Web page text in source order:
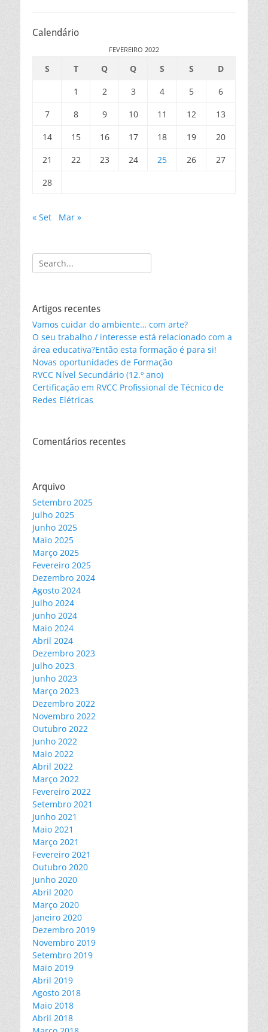
Calendário
FEVEREIRO 2022
S T Q Q S S
D
1
2 3 4 5
6
7
8 9 10 11 12
13
14
15 16 17 18 19
20
21
22 23 24 25 26
27
28
« Set Mar »
Search
for:
Artigos recentes
Vamos cuidar do ambiente… com arte?
O seu trabalho / interesse está relacionado com a
área educativa?Então esta formação é para si!
Novas oportunidades de Formação
RVCC Nível Secundário (12.º ano)
Certificação em RVCC Profissional de Técnico de
Redes Elétricas
Comentários recentes
Arquivo
Setembro 2025
Julho 2025
Junho 2025
Maio 2025
Março 2025
Fevereiro 2025
Dezembro 2024
Agosto 2024
Julho 2024
Junho 2024
Maio 2024
Abril 2024
Dezembro 2023
Julho 2023
Junho 2023
Março 2023
Dezembro 2022
Novembro 2022
Outubro 2022
Junho 2022
Maio 2022
Abril 2022
Março 2022
Fevereiro 2022
Setembro 2021
Junho 2021
Maio 2021
Março 2021
Fevereiro 2021
Outubro 2020
Junho 2020
Abril 2020
Março 2020
Janeiro 2020
Dezembro 2019
Novembro 2019
Setembro 2019
Maio 2019
Abril 2019
Agosto 2018
Maio 2018
Abril 2018